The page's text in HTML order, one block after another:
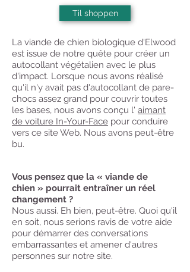
Til shoppen
La viande de chien biologique d'Elwood
est issue de notre quête pour créer un
autocollant végétalien avec le plus
d'impact. Lorsque nous avons réalisé
qu'il n'y avait pas d'autocollant de pare-
chocs assez grand pour couvrir toutes
les bases, nous avons conçu l' aimant
de voiture In-Your-Face pour conduire
vers ce site Web. Nous avons peut-être
bu.
Vous pensez que la « viande de
chien » pourrait entraîner un réel
changement ?
Nous aussi. Eh bien, peut-être. Quoi qu'il
en soit, nous serions ravis de votre aide
pour démarrer des conversations
embarrassantes et amener d'autres
personnes sur notre site.